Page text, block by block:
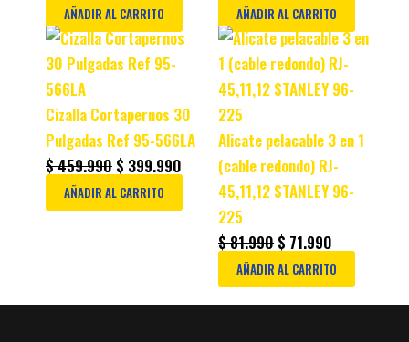
AÑADIR AL CARRITO AÑADIR AL CARRITO
Cizalla Cortapernos 30
Pulgadas Ref 95-566LA
$459.990
Original
price
$ 459.990.
$ 399.990
Current
$ 399.990.
AÑADIR AL CARRITO
Alicate pelacable 3 en 1
(cable redondo) RJ-
45,11,12 STANLEY 96-
225
$81.990
Original
price
was:
$ 71.990
Current
price
is:
AÑADIR AL CARRITO